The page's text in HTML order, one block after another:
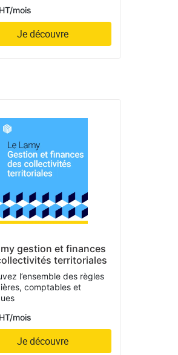
mois
Je découvre
gestion et finances
territoriales
l’ensemble des règles
comptables et
mois
Je découvre